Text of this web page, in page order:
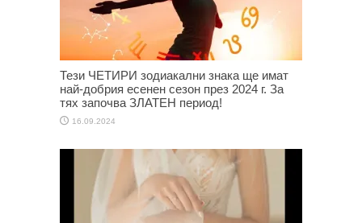
Тези ЧЕТИРИ зодиакални знака ще имат
най-добрия есенен сезон през 2024 г. За
тях започва ЗЛАТЕН период!
16.09.2024